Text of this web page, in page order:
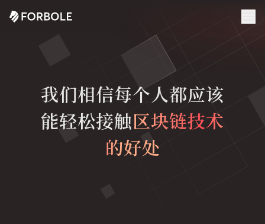
我们相信每个人都应该
能轻松接触区块链技术
的好处